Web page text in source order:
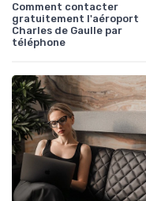
Comment contacter
gratuitement l'aéroport
Charles de Gaulle par
téléphone